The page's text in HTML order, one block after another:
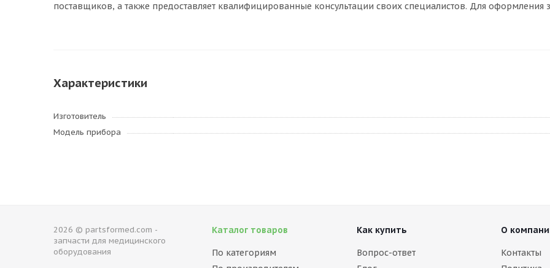
поставщиков, а также предоставляет квалифицированные консультации своих специалистов. Для оформления
Характеристики
Изготовитель
Модель прибора
2026 © partsformed.com -
запчасти для медицинского
оборудования
Каталог товаров
По категориям
Как купить
Вопрос-ответ
О
Контакты